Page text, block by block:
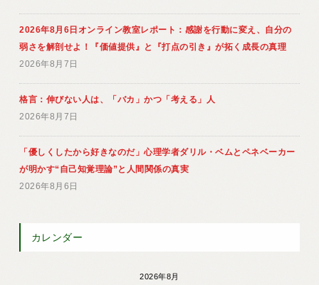
2026年8月6日オンライン教室レポート：感謝を行動に変え、自分の
弱さを解剖せよ！『価値提供』と『打点の引き』が拓く成長の真理
2026年8月7日
格言：伸びない人は、「バカ」かつ「考える」人
2026年8月7日
「優しくしたから好きなのだ」心理学者ダリル・ベムとペネベーカー
が明かす“自己知覚理論”と人間関係の真実
2026年8月6日
カレンダー
2026年8月